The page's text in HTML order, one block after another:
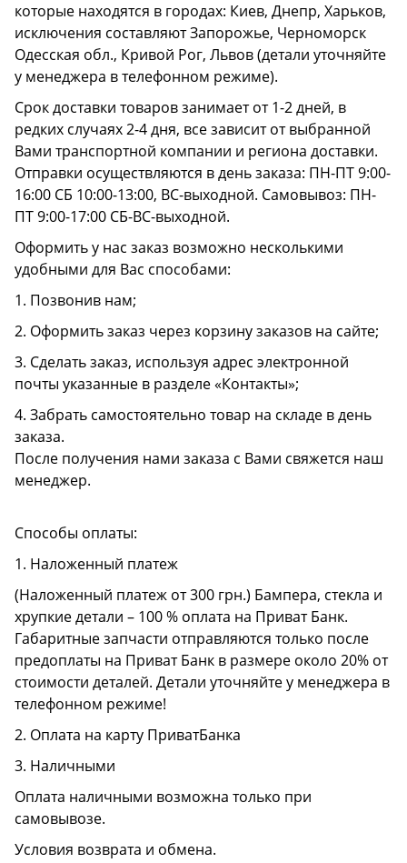
которые находятся в городах: Киев, Днепр, Харьков,
исключения составляют Запорожье, Черноморск
Одесская обл., Кривой Рог, Львов (детали уточняйте
у менеджера в телефонном режиме).
Срок доставки товаров занимает от 1-2 дней, в
редких случаях 2-4 дня, все зависит от выбранной
Вами транспортной компании и региона доставки.
Отправки осуществляются в день заказа: ПН-ПТ 9:00-
16:00 СБ 10:00-13:00, ВС-выходной. Самовывоз: ПН-
ПТ 9:00-17:00 СБ-ВС-выходной.
Оформить у нас заказ возможно несколькими
удобными для Вас способами:
1. Позвонив нам;
2. Оформить заказ через корзину заказов на сайте;
3. Сделать заказ, используя адрес электронной
почты указанные в разделе «Контакты»;
4. Забрать самостоятельно товар на складе в день
заказа.
После получения нами заказа с Вами свяжется наш
менеджер.
Способы оплаты:
1. Наложенный платеж
(Наложенный платеж от 300 грн.) Бампера, стекла и
хрупкие детали – 100 % оплата на Приват Банк.
Габаритные запчасти отправляются только после
предоплаты на Приват Банк в размере около 20% от
стоимости деталей. Детали уточняйте у менеджера в
телефонном режиме!
2. Оплата на карту ПриватБанка
3. Наличными
Оплата наличными возможна только при
самовывозе.
Условия возврата и обмена.